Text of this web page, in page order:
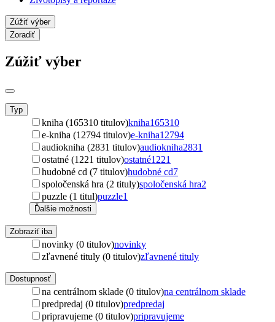
Zúžiť výber
Zoradiť
Zúžiť výber
Typ
kniha (165310 titulov)kniha165310
e-kniha (12794 titulov)e-kniha12794
audiokniha (2831 titulov)audiokniha2831
ostatné (1221 titulov)ostatné1221
hudobné cd (7 titulov)hudobné cd7
spoločenská hra (2 tituly)spoločenská hra2
puzzle (1 titul)puzzle1
Ďalšie možnosti
Zobraziť iba
novinky (0 titulov)novinky
zľavnené tituly (0 titulov)zľavnené tituly
Dostupnosť
na centrálnom sklade (0 titulov)na centrálnom sklade
predpredaj (0 titulov)predpredaj
pripravujeme (0 titulov)pripravujeme